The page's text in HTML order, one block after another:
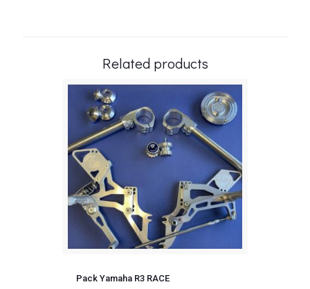
Related products
Pack Yamaha R3 RACE